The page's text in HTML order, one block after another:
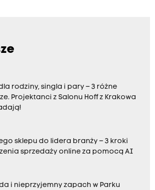
rodziny, singla i pary – 3 różne
Projektanci z Salonu Hoff z Krakowa
sklepu do lidera branży – 3 kroki
sprzedaży online za pomocą AI
i nieprzyjemny zapach w Parku